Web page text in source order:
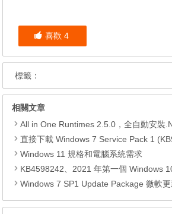
喜歡 4
標籤：
相關文章
All in One Runtimes 2.5.0，全自動安裝.Net Framework、Visual
直接下載 Windows 7 Service Pack 1
Windows 11 規格和電腦系統需求
KB4598242、2021 年第一個 Windows 10 更新，改善外部裝置安全性、解決
Windows 7 SP1 Update Package 微軟更新